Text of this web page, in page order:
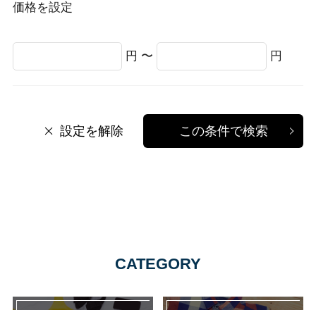
価格を設定
円 〜 円
設定を解除 この条件で検索
CATEGORY